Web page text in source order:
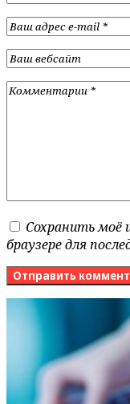
Сохранить моё
браузере для